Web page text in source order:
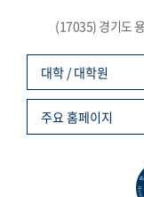
(17035) 경기도
대학 / 대학원
주요 홈페이지